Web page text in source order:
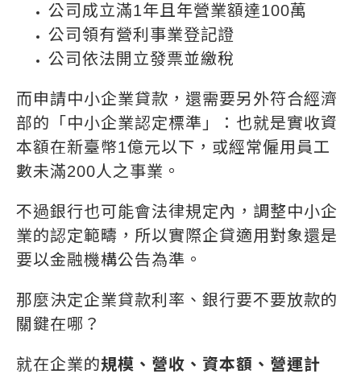
公司成立滿1年且年營業額達100萬
公司領有營利事業登記證
公司依法開立發票並繳稅
而申請中小企業貸款，還需要另外符合經濟
部的「中小企業認定標準」：也就是實收資
本額在新臺幣1億元以下，或經常僱用員工
數未滿200人之事業。
不過銀行也可能會法律規定內，調整中小企
業的認定範疇，所以實際企貸適用對象還是
要以金融機構公告為準。
那麼決定企業貸款利率、銀行要不要放款的
關鍵在哪？
就在企業的規模、營收、資本額、營運計